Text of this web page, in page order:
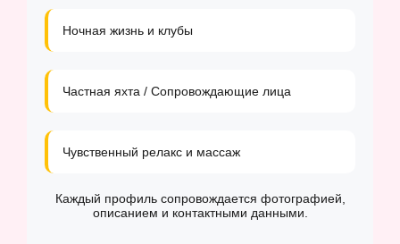
Ночная жизнь и клубы
Частная яхта / Сопровождающие лица
Чувственный релакс и массаж
Каждый профиль сопровождается фотографией,
описанием и контактными данными.